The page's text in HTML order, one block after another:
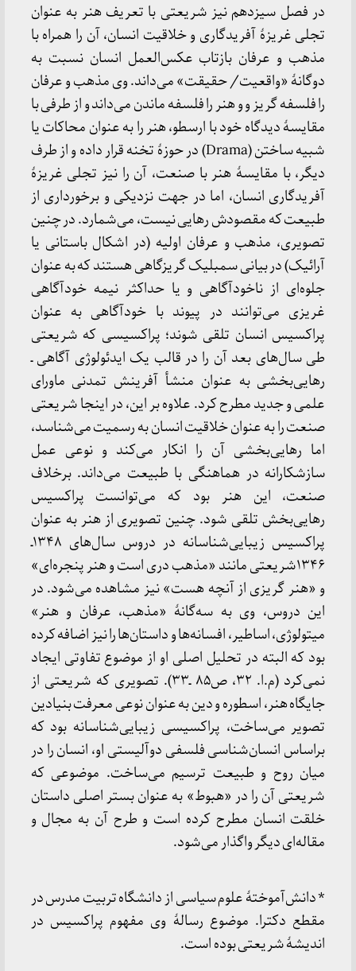
در فصل سیزدهم نیز شریعتی با تعریف هنر به عنوان
تجلی غریزهٔ آفریدگاری و خلاقیت انسان، آن را همراه با
مذهب و عرفان بازتاب عکس‌العمل انسان نسبت به
دوگانهٔ «واقعیت/ حقیقت» می‌داند. وی مذهب و عرفان
را فلسفه گریز و و هنر را فلسفه ماندن می‌داند و از طرفی با
مقایسهٔ دیدگاه خود با ارسطو، هنر را به عنوان محاکات یا
شبیه ساختن (Drama) در حوزهٔ تخنه قرار داده و از طرف
دیگر، با مقایسهٔ هنر با صنعت، آن را نیز تجلی غریزهٔ
آفریدگاری انسان، اما در جهت نزدیکی و برخورداری از
طبیعت که مقصودش رهایی نیست، می‌شمارد. در چنین
تصویری، مذهب و عرفان اولیه (در اشکال باستانی یا
آرائیک) در بیانی سمبلیک گریزگاهی هستند که به عنوان
جلوه‌ای از ناخودآگاهی و یا حداکثر نیمه خودآگاهی
غریزی می‌توانند در پیوند با خودآگاهی به عنوان
پراکسیس انسان تلقی شوند؛ پراکسیسی که شریعتی
طی سال‌های بعد آن را در قالب یک ایدئولوژی آگاهی ـ
رهایی‌بخشی به عنوان منشأ آفرینش تمدنی ماورای
علمی و جدید مطرح کرد. علاوه بر این، در اینجا شریعتی
صنعت را به عنوان خلاقیت انسان به رسمیت می‌شناسد،
اما رهایی‌بخشی آن را انکار می‌کند و نوعی عمل
سازشکارانه در هماهنگی با طبیعت می‌داند. برخلاف
صنعت، این هنر بود که می‌توانست پراکسیس
رهایی‌بخش تلقی شود. چنین تصویری از هنر به عنوان
پراکسیس زیبایی‌شناسانه در دروس سال‌های ۱۳۴۸ـ
۱۳۴۶شریعتی مانند «مذهب دری است و هنر پنجره‌ای»
و «هنر گریزی از آنچه هست» نیز مشاهده می‌شود. در
این دروس، وی به سه‌گانهٔ «مذهب، عرفان و هنر»
میتولوژی، اساطیر، افسانه‌ها و داستان‌ها را نیز اضافه کرده
بود که البته در تحلیل اصلی او از موضوع تفاوتی ایجاد
نمی‌کرد (م.ا. ۳۲، ص۸۵ ـ۳۳). تصویری که شریعتی از
جایگاه هنر، اسطوره و دین به عنوان نوعی معرفت بنیادین
تصویر می‌ساخت، پراکسیسی زیبایی‌شناسانه بود که
براساس انسان‌شناسی فلسفی دوآلیستی او، انسان را در
میان روح و طبیعت ترسیم می‌ساخت. موضوعی که
شریعتی آن را در «هبوط» به عنوان بستر اصلی داستان
خلقت انسان مطرح کرده است و طرح آن به مجال و
مقاله‌ای دیگر واگذار می‌شود.
* دانش‌آموختهٔ علوم سیاسی از دانشگاه تربیت مدرس در
مقطع دکترا. موضوع رسالهٔ وی مفهوم پراکسیس در
اندیشهٔ شریعتی بوده است.